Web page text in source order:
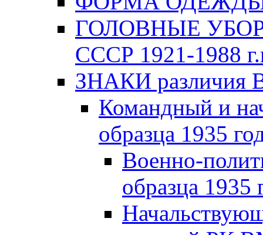
ГОЛОВНЫЕ
СССР 1921-1988
ЗНАКИ различия
Командный и
образца 1935
Военно-
образца 1935